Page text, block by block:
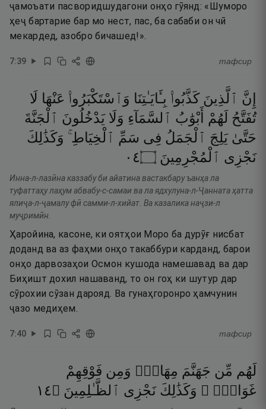
ҷамоъати пасворидшудагони онҳо гӯянд: «Шуморо
ҳеҷ бартарие бар мо нест, пас, ба сабаби он чӣ
мекардед, азобро бичашед!».
7:39 тафсир
إِنَّ ٱلَّذِينَ كَذَّبُوا۟ بِـَٔايَـٰتِنَا وَٱسْتَكْبَرُوا۟ عَنْهَا لَا
تُفَتَّحُ لَهُمْ أَبْوَٰبُ ٱلسَّمَآءِ وَلَا يَدْخُلُونَ ٱلْجَنَّةَ
حَتَّىٰ يَلِجَ ٱلْجَمَلُ فِى سَمِّ ٱلْخِيَاطِ ۚ وَكَذَٰلِكَ
نَجْزِى ٱلْمُجْرِمِينَ ۝٤٠
Инна-л-лазӣна каззабу би айатина вастакбару ъанҳа ла
туфаттаҳу лаҳум абвабу-с-самаи ва ла ядхулуна-л-Ҷанната ҳатта
ялиҷа-л-ҷамалу фӣ самми-л-хийат. Ва казалика наҷзи-л
муҷримӣн.
Ҳаройина, касоне, ки оятҳои Моро ба дурӯғ нисбат
доданд ва аз фаҳми онҳо такаббури карданд, барои
онҳо дарвозаҳои Осмон кушода намешавад ва дар
Биҳишт дохил нашаванд, то он гоҳ ки шутур дар
сӯрохии сӯзан дарояд. Ва гунаҳгоронро ҳамчунин
ҷазо медиҳем.
7:40 тафсир
لَهُم مِّن جَهَنَّمَ مِهَادٌۭ وَمِن فَوْقِهِمْ
غَوَاشٍۢ ۚ وَكَذَٰلِكَ نَجْزِى ٱلظَّـٰلِمِينَ ۝٤١